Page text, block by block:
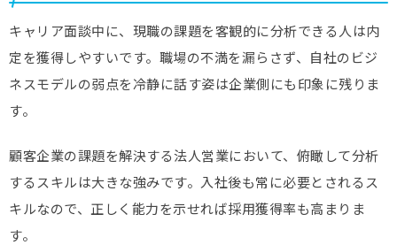
キャリア面談中に、現職の課題を客観的に分析できる人は内
定を獲得しやすいです。職場の不満を漏らさず、自社のビジ
ネスモデルの弱点を冷静に話す姿は企業側にも印象に残りま
す。
顧客企業の課題を解決する法人営業において、俯瞰して分析
するスキルは大きな強みです。入社後も常に必要とされるス
キルなので、正しく能力を示せれば採用獲得率も高まりま
す。